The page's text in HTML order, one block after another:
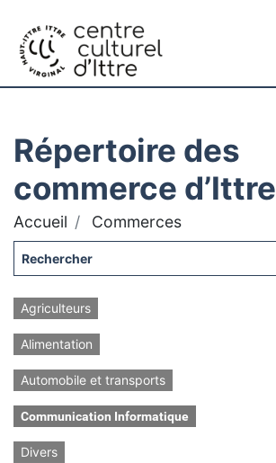
Répertoire des
commerce d’Ittre
Accueil Commerces
Agriculteurs
Alimentation
Automobile et transports
Communication Informatique
Divers